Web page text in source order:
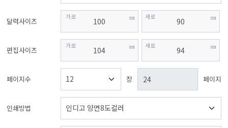
달력사이즈
가로 ㎜ 세로 ㎜
편집사이즈
가로 ㎜ 세로 ㎜
페이지수 장 페이지
인쇄방법